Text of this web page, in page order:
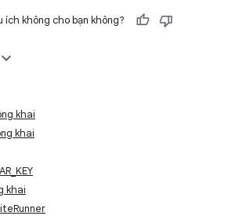
không cho bạn không?
khai
khai
khai